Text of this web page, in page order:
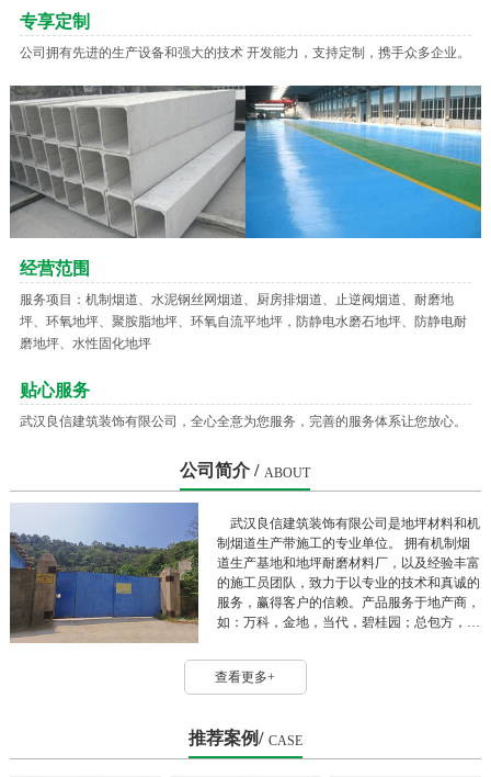
专享定制
公司拥有先进的生产设备和强大的技术 开发能力，支持定制，携手众多企业。
经营范围
服务项目：机制烟道、水泥钢丝网烟道、厨房排烟道、止逆阀烟道、耐磨地
坪、环氧地坪、聚胺脂地坪、环氧自流平地坪，防静电水磨石地坪、防静电耐
磨地坪、水性固化地坪
贴心服务
武汉良信建筑装饰有限公司，全心全意为您服务，完善的服务体系让您放心。
公司简介 / ABOUT
武汉良信建筑装饰有限公司是地坪材料和机
制烟道生产带施工的专业单位。 拥有机制烟
道生产基地和地坪耐磨材料厂，以及经验丰富
的施工员团队，致力于以专业的技术和真诚的
服务，赢得客户的信赖。产品服务于地产商，
如：万科，金地，当代，碧桂园；总包方，
等。 良信公司秉持“优良品质，诚信人生”的
原则，以“认真负责，客户满意”的工作态度服
查看更多+
推荐案例/ CASE